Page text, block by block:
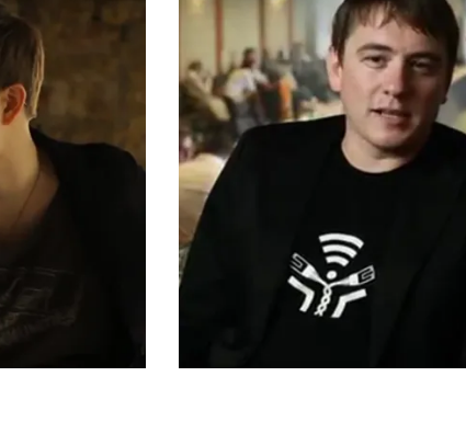
Thomas Lohninger o važnosti
privatnosti i neutralnosti
mreže